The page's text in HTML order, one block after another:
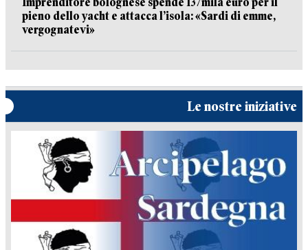
pieno dello yacht e attacca l’isola: «Sardi di emme,
vergognatevi»
Le nostre iniziative